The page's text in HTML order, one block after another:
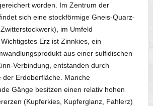
worden. Im Zentrum der
sich eine stockförmige Gneis-Quarz-
im Umfeld
Erz ist Zinnkies, ein
aus einer sulfidischen
Verbindung, entstanden durch
der Erdoberfläche. Manche
Gänge besitzen einen relativ hohen
(Kupferkies, Kupferglanz, Fahlerz)